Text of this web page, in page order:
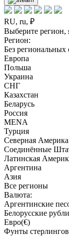
RU, ru, ₽
Выберите регион,
Регион:
Без
Европа
Польша
Украина
СНГ
Казахстан
Беларусь
Россия
MENA
Турция
Северная Америка
Соединённые
Латинская
Аргентина
Азия
Все регионы
Валюта:
Аргентинские
Белорусские
Евро(€)
Фунты